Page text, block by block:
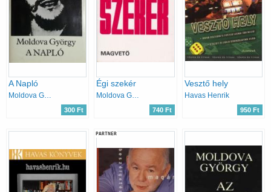
A Napló
300 Ft
Égi szekér
740 Ft
Vesztő hely
Havas Henrik
950 Ft
PARTNER